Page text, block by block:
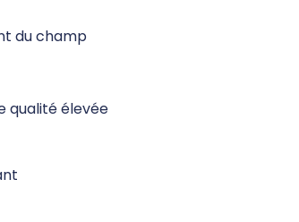
du champ
qualité élevée